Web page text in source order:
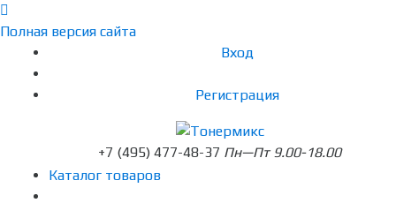
Полная версия сайта
Вход
Регистрация
+7 (495) 477-48-37 Пн—Пт 9.00-18.00
Каталог товаров